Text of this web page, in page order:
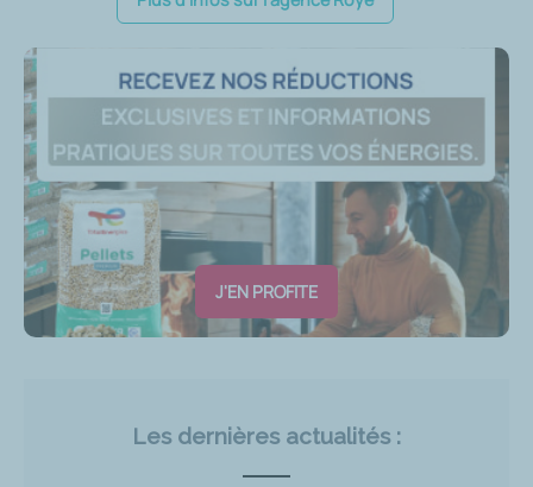
J'EN PROFITE
Les dernières actualités :